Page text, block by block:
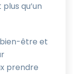
qu’un
bien-être et
prendre